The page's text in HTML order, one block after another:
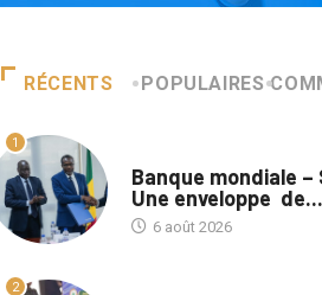
RÉCENTS POPULAIRES
1
Banque mondiale –
Une enveloppe de...
6 août 2026
2